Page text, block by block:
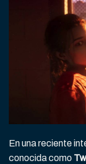
En una reciente
conocida como